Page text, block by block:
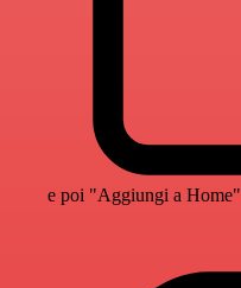
e poi "Aggiungi a Home"